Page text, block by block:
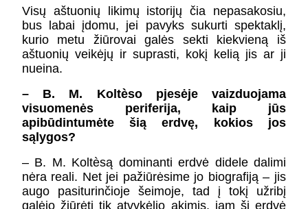
Visų aštuonių likimų istorijų čia nepasakosiu,
bus labai įdomu, jei pavyks sukurti spektaklį,
kurio metu žiūrovai galės sekti kiekvieną iš
aštuonių veikėjų ir suprasti, kokį kelią jis ar ji
nueina.
– B. M. Koltèso pjesėje vaizduojama
visuomenės periferija, kaip jūs
apibūdintumėte šią erdvę, kokios jos
sąlygos?
– B. M. Koltèsą dominanti erdvė didele dalimi
nėra reali. Net jei pažiūrėsime jo biografiją – jis
augo pasiturinčioje šeimoje, tad į tokį užribį
galėjo žiūrėti tik atvykėlio akimis, jam ši erdvė